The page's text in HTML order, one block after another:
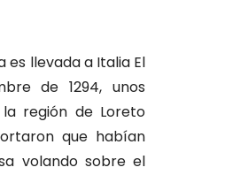
es llevada a Italia El
de 1294, unos
región de Loreto
que habían
volando sobre el